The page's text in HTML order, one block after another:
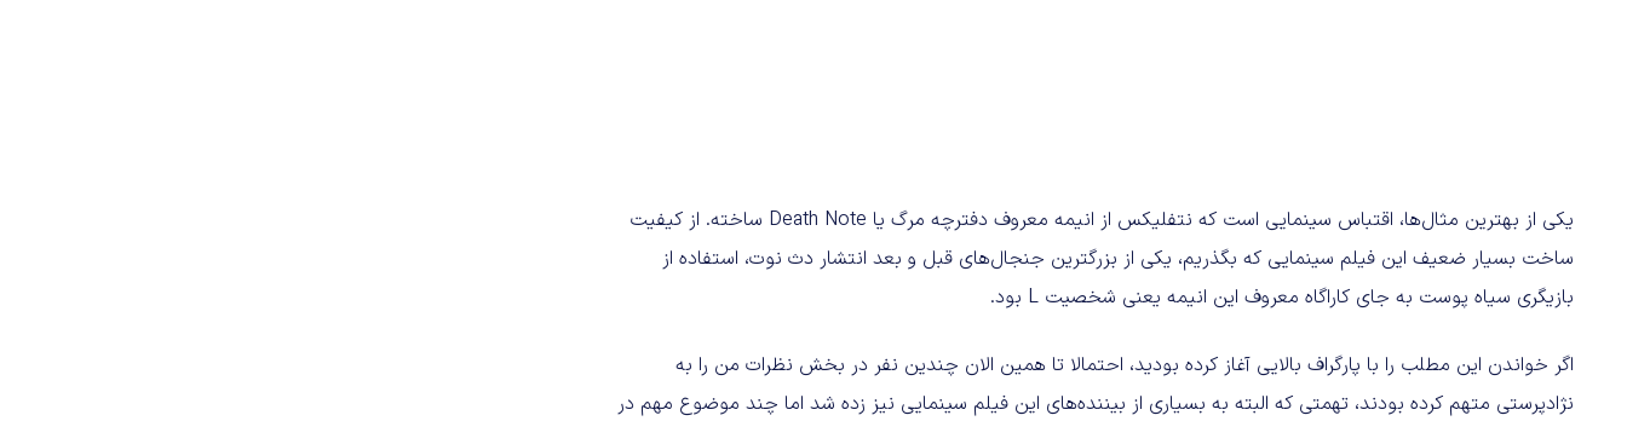
یکی از بهترین مثال‌ها، اقتباس سینمایی است که نتفلیکس از انیمه معروف دفترچه مرگ یا Death Note ساخته. از کیفیت
ساخت بسیار ضعیف این فیلم سینمایی که بگذریم، یکی از بزرگترین جنجال‌های قبل و بعد انتشار دث نوت، استفاده از
بازیگری سیاه پوست به جای کاراگاه معروف این انیمه یعنی شخصیت L بود.
اگر خواندن این مطلب را با پارگراف بالایی آغاز کرده بودید، احتمالا تا همین الان چندین نفر در بخش نظرات من را به
نژادپرستی متهم کرده بودند، تهمتی که البته به بسیاری از بیننده‌های این فیلم سینمایی نیز زده شد اما چند موضوع مهم در